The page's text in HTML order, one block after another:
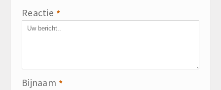
Reactie *
Bijnaam *